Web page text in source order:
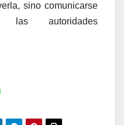
sino comunicarse
autoridades